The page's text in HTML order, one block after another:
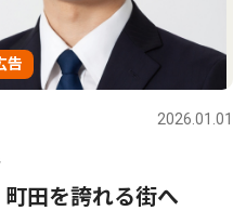
告
2026.01.01
田を誇れる街へ